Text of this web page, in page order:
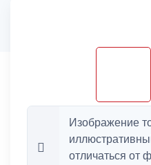
Изображение
отличаться от